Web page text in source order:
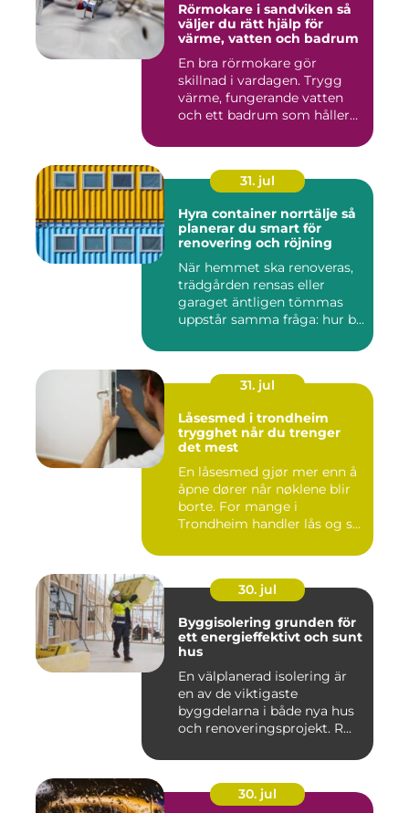
Rörmokare i sandviken så
väljer du rätt hjälp för
värme, vatten och badrum
En bra rörmokare gör
skillnad i vardagen. Trygg
värme, fungerande vatten
och ett badrum som håller
31. jul
Hyra container norrtälje så
planerar du smart för
renovering och röjning
När hemmet ska renoveras,
trädgården rensas eller
garaget äntligen tömmas
uppstår samma fråga: hur b...
31. jul
Låsesmed i trondheim
trygghet når du trenger
det mest
En låsesmed gjør mer enn å
åpne dører når nøklene blir
borte. For mange i
Trondheim handler lås og s...
30. jul
Byggisolering grunden för
ett energieffektivt och sunt
hus
En välplanerad isolering är
en av de viktigaste
byggdelarna i både nya hus
och renoveringsprojekt. R...
30. jul